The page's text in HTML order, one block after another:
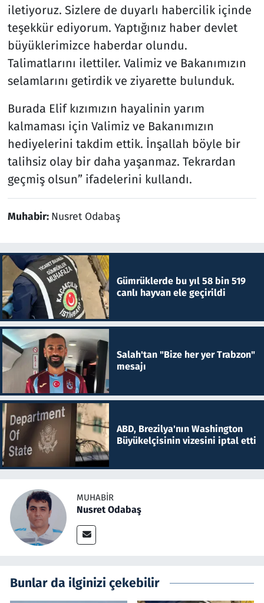
iletiyoruz. Sizlere de duyarlı habercilik içinde
teşekkür ediyorum. Yaptığınız haber devlet
büyüklerimizce haberdar olundu.
Talimatlarını ilettiler. Valimiz ve Bakanımızın
selamlarını getirdik ve ziyarette bulunduk.
Burada Elif kızımızın hayalinin yarım
kalmaması için Valimiz ve Bakanımızın
hediyelerini takdim ettik. İnşallah böyle bir
talihsiz olay bir daha yaşanmaz. Tekrardan
geçmiş olsun” ifadelerini kullandı.
Muhabir: Nusret Odabaş
Gümrüklerde bu yıl 58 bin 519
canlı hayvan ele geçirildi
Salah'tan "Bize her yer Trabzon"
mesajı
ABD, Brezilya'nın Washington
Büyükelçisinin vizesini iptal etti
MUHABIR
Nusret Odabaş
Bunlar da ilginizi çekebilir